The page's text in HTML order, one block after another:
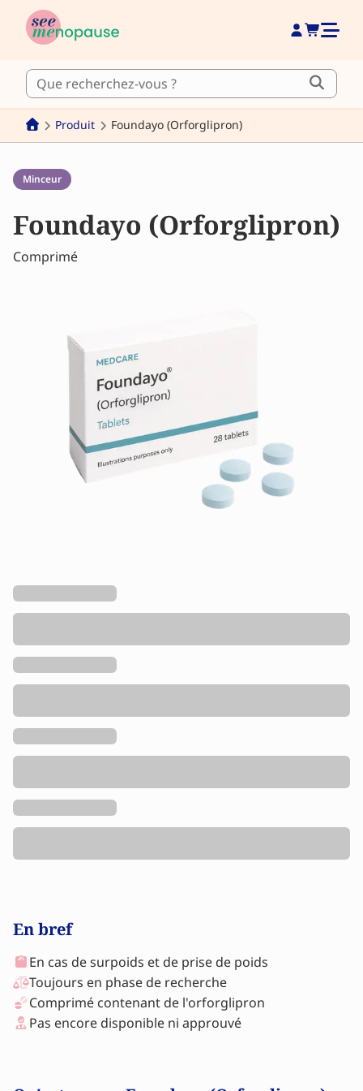
Produit Foundayo (Orforglipron)
Minceur
Foundayo (Orforglipron)
Comprimé
En bref
En cas de surpoids et de prise de poids
Toujours en phase de recherche
Comprimé contenant de l'orforglipron
Pas encore disponible ni approuvé